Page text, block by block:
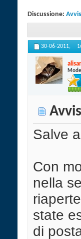
Discussione:
30-06-2011,
Salve
Con
nella
state
di